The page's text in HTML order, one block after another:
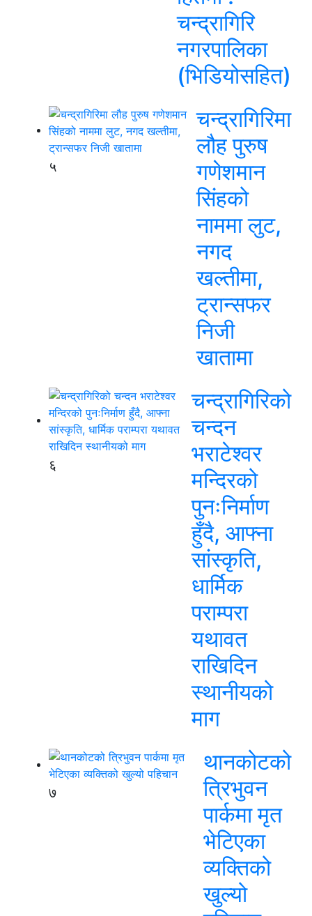
चन्द्रागिरि
नगरपालिका
(भिडियोसहित)
५
चन्द्रागिरिमा
लौह पुरुष
गणेशमान
सिंहको
नाममा लुट,
नगद
खल्तीमा,
ट्रान्सफर
निजी
खातामा
६
चन्द्रागिरिको
चन्दन
भराटेश्वर
मन्दिरको
पुनःनिर्माण
हुँदै, आफ्ना
सांस्कृति,
धार्मिक
पराम्परा
यथावत
राखिदिन
स्थानीयको
माग
७
थानकोटको
त्रिभुवन
पार्कमा मृत
भेटिएका
व्यक्तिको
खुल्यो